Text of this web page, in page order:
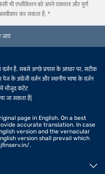
भी एप्लीकेशन को अपने एकमात्र और पूर्ण
अस्वीकार कर सकता है. *
जाएं
वर्ज़न है. सबसे अच्छे प्रयास के आधार पर, सटीक
के अंग्रेजी वर्ज़न और स्थानीय भाषा के वर्ज़न
में मौजूद कंटेंट
जा सकता है|
page in English. On a best
accurate translation. In case
version and the vernacular
version shall prevail which
.